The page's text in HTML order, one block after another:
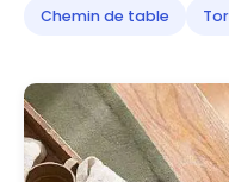
Chemin de table